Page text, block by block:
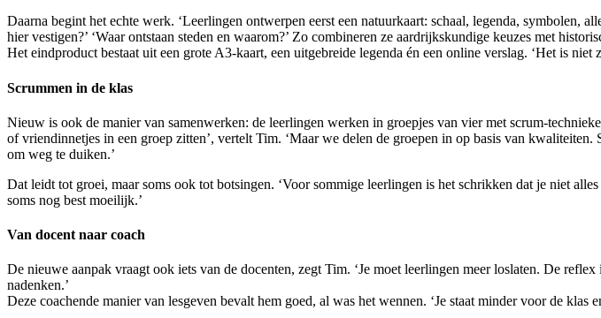
Daarna begint het echte werk. ‘Leerlingen ontwerpen eerst een natuurkaart: schaal, legenda, symbolen,
hier vestigen?’ ‘Waar ontstaan steden en waarom?’ Zo combineren ze aardrijkskundige keuzes met
Het eindproduct bestaat uit een grote A3-kaart, een uitgebreide legenda én een online verslag. ‘Het is
Scrummen in de klas
Nieuw is ook de manier van samenwerken: de leerlingen werken in groepjes van vier met scrum-
of vriendinnetjes in een groep zitten’, vertelt Tim. ‘Maar we delen de groepen in op basis van
om weg te duiken.’
Dat leidt tot groei, maar soms ook tot botsingen. ‘Voor sommige leerlingen is het schrikken dat je niet
soms nog best moeilijk.’
Van docent naar coach
De nieuwe aanpak vraagt ook iets van de docenten, zegt Tim. ‘Je moet leerlingen meer loslaten. De
nadenken.’
Deze coachende manier van lesgeven bevalt hem goed, al was het wennen. ‘Je staat minder voor de klas